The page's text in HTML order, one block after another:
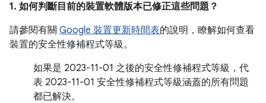
1. 如何判斷目前的裝置軟體版本已修正這些問題？
請參閱有關 Google 裝置更新時間表的說明，瞭解如何查看
裝置的安全性修補程式等級。
如果是 2023-11-01 之後的安全性修補程式等級，代
表 2023-11-01 安全性修補程式等級涵蓋的所有問題
都已解決。